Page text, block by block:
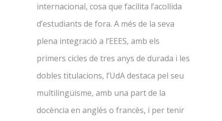
internacional, cosa que facilita l’acollida
d’estudiants de fora. A més de la seva
plena integració a l’EEES, amb els
primers cicles de tres anys de durada i les
dobles titulacions, l’UdA destaca pel seu
multilingüisme, amb una part de la
docència en anglès o francès, i per tenir